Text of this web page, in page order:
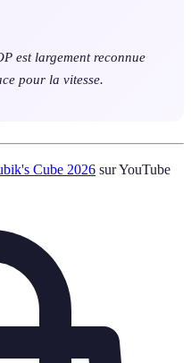
est largement reconnue
pour la vitesse.
Cube 2026 sur YouTube